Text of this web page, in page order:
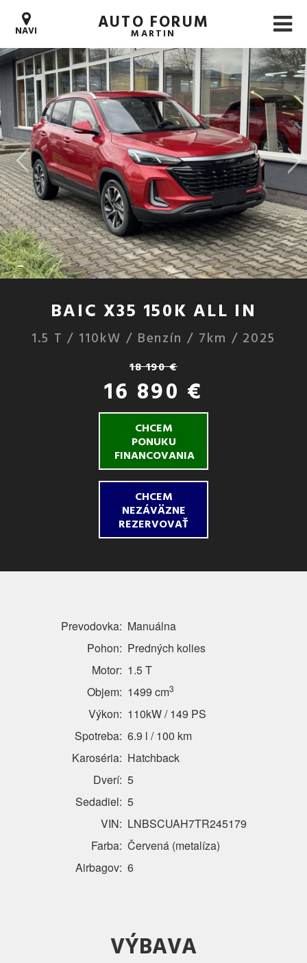
NAVI AUTO FORUM
MARTIN
BAIC X35 150K ALL IN
1.5 T / 110kW / Benzín / 7km / 2025
18 190 €
16 890 €
CHCEM
PONUKU
FINANCOVANIA
CHCEM
NEZÁVÄZNE
REZERVOVAŤ
Prevodovka: Manuálna
Pohon: Predných kolies
Motor: 1.5 T
Objem: 1499 cm3
Výkon: 110kW / 149 PS
Spotreba: 6.9 l / 100 km
Karoséria: Hatchback
Dverí: 5
Sedadiel: 5
VIN: LNBSCUAH7TR245179
Farba: Červená (metalíza)
Airbagov: 6
VÝBAVA